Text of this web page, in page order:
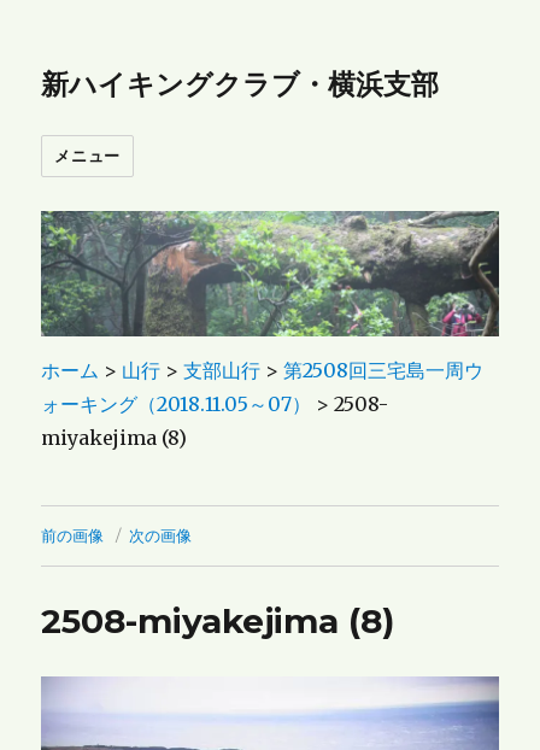
新ハイキングクラブ・横浜支部
メニュー
ホーム > 山行 >支部山行 >第2508回三宅島一周ウ
ォーキング（2018.11.05～07）
>2508-
miyakejima (8)
前の画像 次の画像
2508-miyakejima (8)